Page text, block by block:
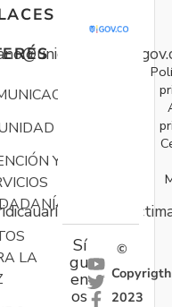
Y
LA
Sí
gu
en
os
©
Copyrigth
2023